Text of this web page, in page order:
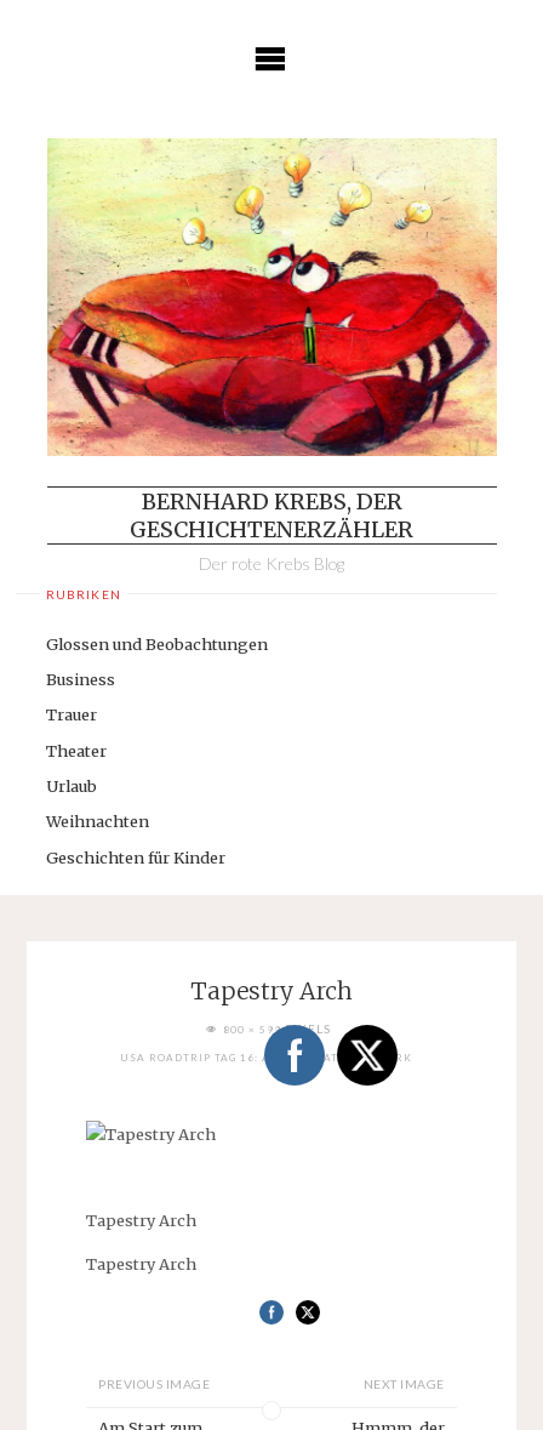
BERNHARD KREBS, DER
GESCHICHTENERZÄHLER
Der rote Krebs Blog
RUBRIKEN
Glossen und Beobachtungen
Business
Trauer
Theater
Urlaub
Weihnachten
Geschichten für Kinder
Tapestry Arch
FULL800 × 599PIXELS
USA ROADTRIP TAG 16: ARCHES NATIONAL PARK
Tapestry Arch
Tapestry Arch
PREVIOUS IMAGE NEXT IMAGE